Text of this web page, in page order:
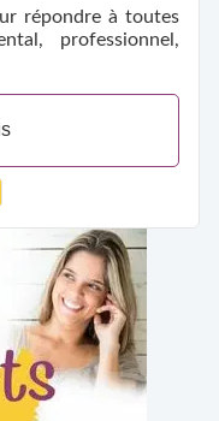
répondre à toutes
professionnel,